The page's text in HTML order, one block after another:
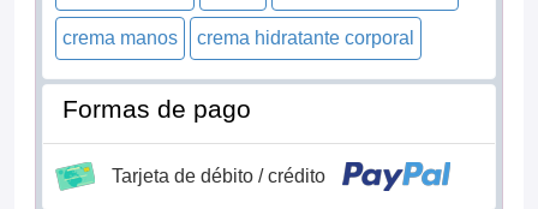
crema manos crema hidratante corporal
Formas de pago
Tarjeta de débito / crédito